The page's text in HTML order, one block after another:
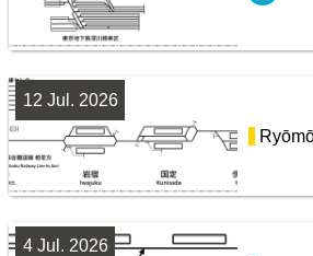
阪急電鉄・阪神電気鉄道配
楽天市場 書泉 メロンブッ
12 Jul. 2026
4 Jul. 2026